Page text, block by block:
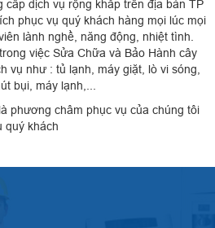
cấp dịch vụ rộng khắp trên địa bàn TP
phục vụ quý khách hàng mọi lúc mọi
lành nghề, năng động, nhiệt tình.
việc Sửa Chữa và Bảo Hành cây
vụ như : tủ lạnh, máy giặt, lò vi sóng,
bụi, máy lạnh,...
phương châm phục vụ của chúng tôi
quý khách